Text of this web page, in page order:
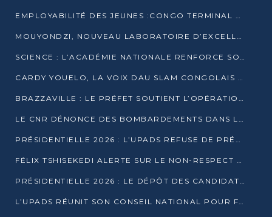
EMPLOYABILITÉ DES JEUNES :CONGO TERMINAL S’ALLIE À L’ESCIC POUR RAPPROCHER L’ÉCOLE DU TERRAIN
MOUYONDZI, NOUVEAU LABORATOIRE D’EXCELLENCE PÉDAGOGIQUE AVEC L’ENFICE
SCIENCE : L’ACADÉMIE NATIONALE RENFORCE SON ÉQUIPE ET TRACE SA FEUILLE DE ROUTE 2026
CARDY YOUELO, LA VOIX DAU SLAM CONGOLAIS QUI INTERPELLE LE MONDE
BRAZZAVILLE : LE PRÉFET SOUTIENT L’OPÉRATION « ZÉRO KULUNA » ET APPELLE À LA VIGILANCE CITOYENNE
LE CNR DÉNONCE DES BOMBARDEMENTS DANS LE POOL ET ACCUSE LE GOUVERNEMENT
PRÉSIDENTIELLE 2026 : L’UPADS REFUSE DE PRÉSENTER UN CANDIDAT ET DÉNONCE UN PROCESSUS NON CRÉDIBLE
FÉLIX TSHISEKEDI ALERTE SUR LE NON-RESPECT DES ENGAGEMENTS DE PAIX APRÈS SA RENCONTRE AVEC D. SASSOU-NGUESSO
PRÉSIDENTIELLE 2026 : LE DÉPÔT DES CANDIDATURES OUVERT DU 29 JANVIER AU 12 FÉVRIER
L’UPADS RÉUNIT SON CONSEIL NATIONAL POUR FIXER SA LIGNE POLITIQUE À DEUX MOIS DE LA PRÉSIDENTIELLE